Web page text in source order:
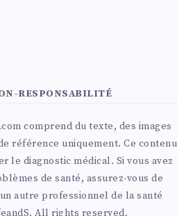
RESPONSABILITÉ
comprend du texte, des images
référence uniquement. Ce contenu
le diagnostic médical. Si vous avez
de santé, assurez-vous de
autre professionnel de la santé
All rights reserved.